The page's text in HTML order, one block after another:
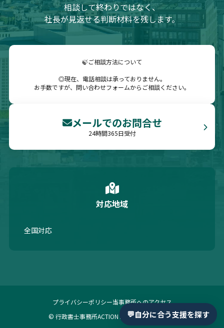
相談して終わりではなく、
社長が見返せる判断材料を残します。
🍃ご相談方法について
◎現在、電話相談は承っておりません。
お手数ですが、問い合わせフォームからご相談ください。
メールでのお問合せ
24時間365日受付
対応地域
全国対応
プライバシーポリシー当事務所へのアクセス
© 行政書士事務所ACTION ALL Rights Reserved.
💬自分に合う支援を探す